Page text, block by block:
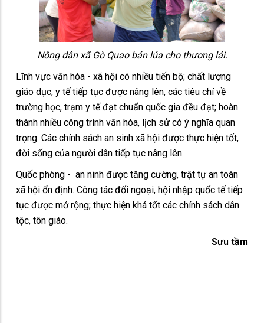
Nông dân xã Gò Quao bán lúa cho thương lái.
Lĩnh vực văn hóa - xã hội có nhiều tiến bộ; chất lượng
giáo dục, y tế tiếp tục được nâng lên, các tiêu chí về
trường học, trạm y tế đạt chuẩn quốc gia đều đạt; hoàn
thành nhiều công trình văn hóa, lịch sử có ý nghĩa quan
trọng. Các chính sách an sinh xã hội được thực hiện tốt,
đời sống của người dân tiếp tục nâng lên.
Quốc phòng - an ninh được tăng cường, trật tự an toàn
xã hội ổn định. Công tác đối ngoại, hội nhập quốc tế tiếp
tục được mở rộng; thực hiện khá tốt các chính sách dân
tộc, tôn giáo.
Sưu tầm